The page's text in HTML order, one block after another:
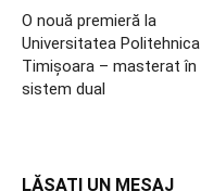
O nouă premieră la
Universitatea Politehnica
Timișoara – masterat în
sistem dual
LĂSAȚI UN MESAJ